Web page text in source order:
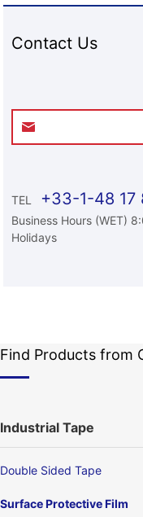
Contact Us
TEL +33-1-48 17
Business Hours (WET)
Holidays
Find Products from
Industrial Tape
Double Sided Tape
Surface Protective Film